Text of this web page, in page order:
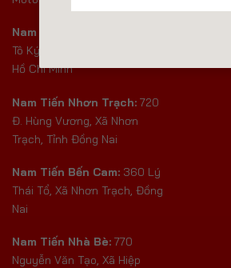
Nam Tiến Hóc Môn :
Tô Ký, Xã Hóc Môn, Thành phố
Hồ Chí Minh
Nam Tiến Nhơn Trạch: 720
Đ. Hùng Vương, Xã Nhơn
Trạch, Tỉnh Đồng Nai
Nam Tiến Bến Cam: 360 Lý
Thái Tổ, Xã Nhơn Trạch, Đồng
Nai
Nam Tiến Nhà Bè: 770
Nguyễn Văn Tạo, Xã Hiệp